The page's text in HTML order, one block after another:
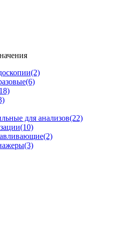
(2)
(6)
для анализов(22)
(10)
(2)
(3)